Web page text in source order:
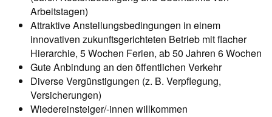
Arbeitstagen)
Attraktive Anstellungsbedingungen in einem
innovativen zukunftsgerichteten Betrieb mit flacher
Hierarchie, 5 Wochen Ferien, ab 50 Jahren 6 Wochen
Gute Anbindung an den öffentlichen Verkehr
Diverse Vergünstigungen (z. B. Verpflegung,
Versicherungen)
Wiedereinsteiger/-innen willkommen